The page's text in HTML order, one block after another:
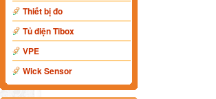
Thiết bị đo
Tủ điện Tibox
VPE
Wick Sensor